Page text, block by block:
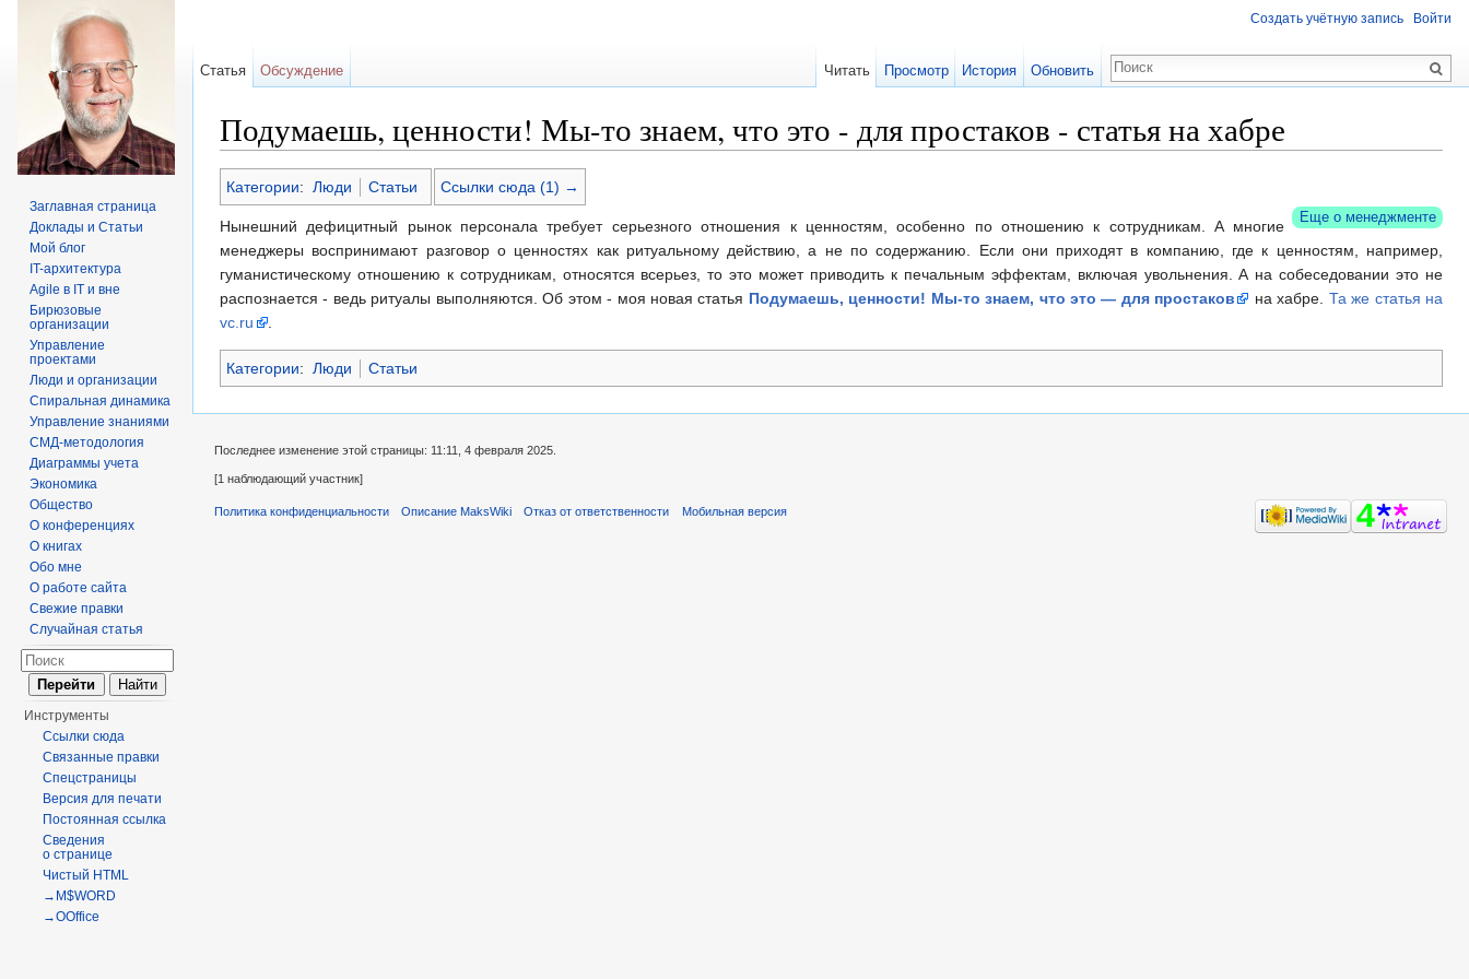
Подумаешь, ценности! Мы-то знаем, что это - для простаков - статья на хабре
Категории: Люди Статьи Ссылки сюда (1) →
Еще о менеджменте
Нынешний дефицитный рынок персонала требует серьезного отношения к ценностям, особенно по отношению к сотрудникам. А многие
менеджеры воспринимают разговор о ценностях как ритуальному действию, а не по содержанию. Если они приходят в компанию, где к ценностям, например,
гуманистическому отношению к сотрудникам, относятся всерьез, то это может приводить к печальным эффектам, включая увольнения. А на собеседовании это не
распознается - ведь ритуалы выполняются. Об этом - моя новая статья Подумаешь, ценности! Мы-то знаем, что это — для простаков на хабре. Та же статья на
vc.ru
.
Категории: Люди Статьи
Создать учётную запись Войти
Статья Обсуждение Читать Просмотр История Обновить
Заглавная страница
Доклады и Статьи
Мой блог
IT-архитектура
Agile в IT и вне
Бирюзовые
организации
Управление
проектами
Люди и организации
Спиральная динамика
Управление знаниями
СМД-методология
Диаграммы учета
Экономика
Общество
О конференциях
О книгах
Обо мне
О работе сайта
Свежие правки
Случайная статья
Инструменты
Ссылки сюда
Связанные правки
Спецстраницы
Версия для печати
Постоянная ссылка
Сведения
о странице
Чистый HTML
→M$WORD
→OOffice
Последнее изменение этой страницы: 11:11, 4 февраля 2025.
[1 наблюдающий участник]
Политика конфиденциальности Описание MaksWiki Отказ от ответственности Мобильная версия